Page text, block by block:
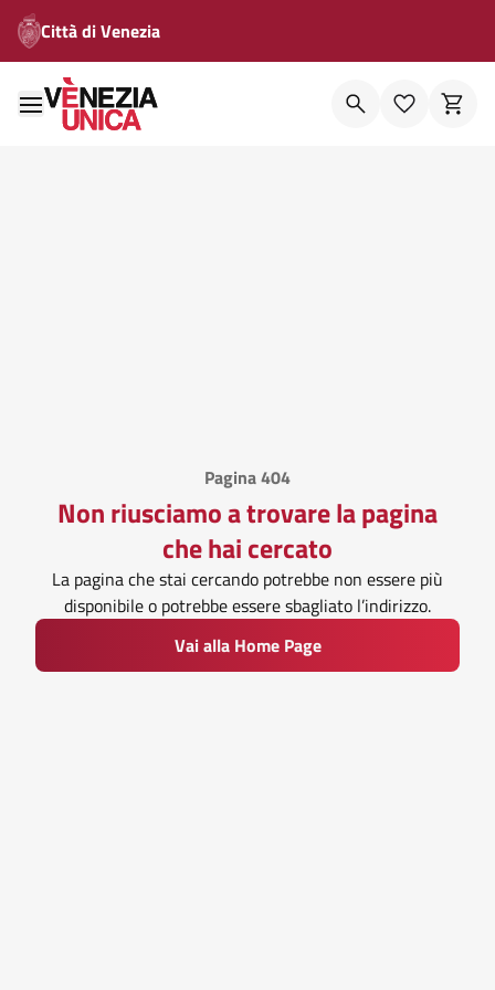
Città di Venezia
Pagina 404
Non riusciamo a trovare la pagina
che hai cercato
La pagina che stai cercando potrebbe non essere più
disponibile o potrebbe essere sbagliato l’indirizzo.
Vai alla Home Page